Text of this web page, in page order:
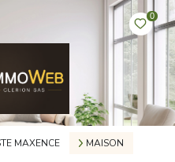
0
MAXENCE MAISON